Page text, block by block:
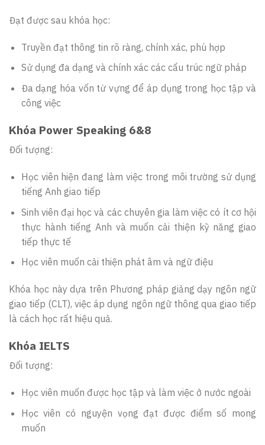
Đạt được sau khóa học:
Truyền đạt thông tin rõ ràng, chính xác, phù hợp
Sử dụng đa dạng và chính xác các cấu trúc ngữ pháp
Đa dạng hóa vốn từ vựng để áp dụng trong học tập và
công việc
Khóa Power Speaking 6&8
Đối tượng:
Học viên hiện đang làm việc trong môi trường sử dụng
tiếng Anh giao tiếp
Sinh viên đại học và các chuyên gia làm việc có ít cơ hội
thực hành tiếng Anh và muốn cải thiện kỹ năng giao
tiếp thực tế
Học viên muốn cải thiện phát âm và ngữ điệu
Khóa học này dựa trên Phương pháp giảng dạy ngôn ngữ
giao tiếp (CLT), việc áp dụng ngôn ngữ thông qua giao tiếp
là cách học rất hiệu quả.
Khóa IELTS
Đối tượng:
Học viên muốn được học tập và làm việc ở nước ngoài
Học viên có nguyện vọng đạt được điểm số mong
muốn